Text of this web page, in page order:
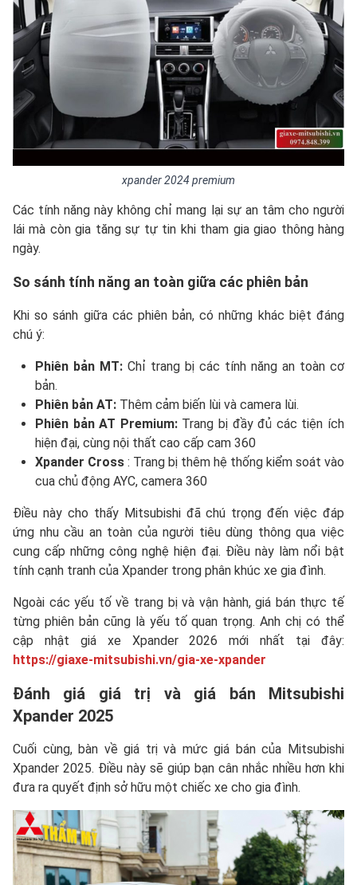
xpander 2024 premium
Các tính năng này không chỉ mang lại sự an tâm cho người
lái mà còn gia tăng sự tự tin khi tham gia giao thông hàng
ngày.
So sánh tính năng an toàn giữa các phiên bản
Khi so sánh giữa các phiên bản, có những khác biệt đáng
chú ý:
Phiên bản MT: Chỉ trang bị các tính năng an toàn cơ
bản.
Phiên bản AT: Thêm cảm biến lùi và camera lùi.
Phiên bản AT Premium:Trang bị đầy đủ các tiện ích
hiện đại, cùng nội thất cao cấp cam 360
Xpander Cross : Trang bị thêm hệ thống kiểm soát vào
cua chủ động AYC, camera 360
Điều này cho thấy Mitsubishi đã chú trọng đến việc đáp
ứng nhu cầu an toàn của người tiêu dùng thông qua việc
cung cấp những công nghệ hiện đại. Điều này làm nổi bật
tính cạnh tranh của Xpander trong phân khúc xe gia đình.
Ngoài các yếu tố về trang bị và vận hành, giá bán thực tế
từng phiên bản cũng là yếu tố quan trọng. Anh chị có thể
cập nhật giá xe Xpander 2026 mới nhất tại đây:
https://giaxe-mitsubishi.vn/gia-xe-xpander
Đánh giá giá trị và giá bán Mitsubishi
Xpander 2025
Cuối cùng, bàn về giá trị và mức giá bán của Mitsubishi
Xpander 2025. Điều này sẽ giúp bạn cân nhắc nhiều hơn khi
đưa ra quyết định sở hữu một chiếc xe cho gia đình.